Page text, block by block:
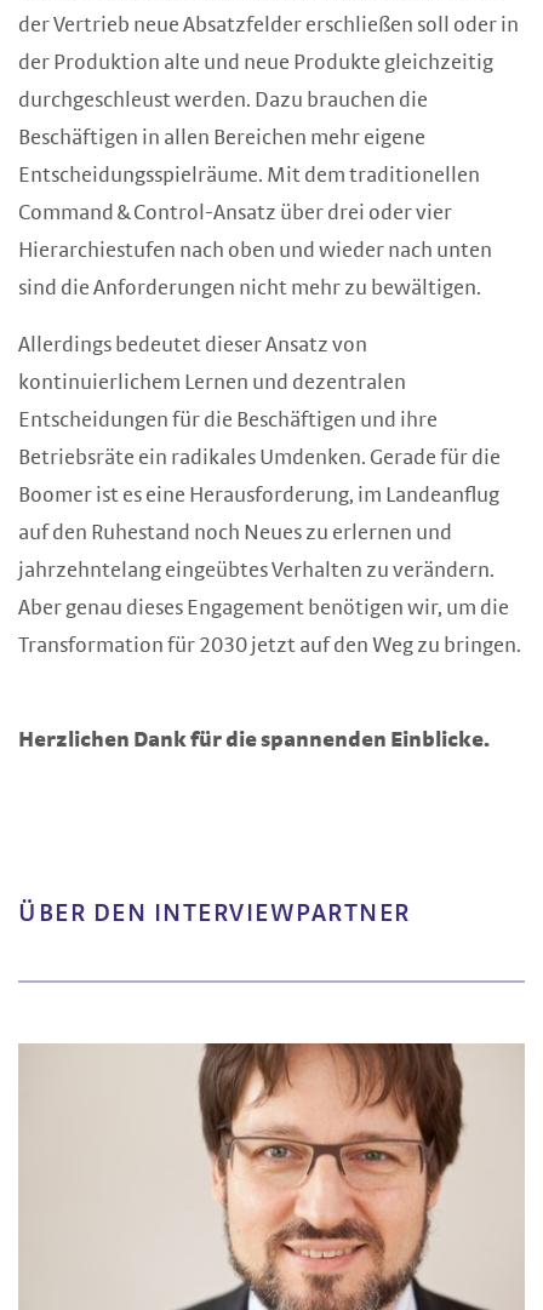
der Vertrieb neue Absatzfelder erschließen soll oder in
der Produktion alte und neue Produkte gleichzeitig
durchgeschleust werden. Dazu brauchen die
Beschäftigen in allen Bereichen mehr eigene
Entscheidungsspielräume. Mit dem traditionellen
Command & Control-Ansatz über drei oder vier
Hierarchiestufen nach oben und wieder nach unten
sind die Anforderungen nicht mehr zu bewältigen.
Allerdings bedeutet dieser Ansatz von
kontinuierlichem Lernen und dezentralen
Entscheidungen für die Beschäftigen und ihre
Betriebsräte ein radikales Umdenken. Gerade für die
Boomer ist es eine Herausforderung, im Landeanflug
auf den Ruhestand noch Neues zu erlernen und
jahrzehntelang eingeübtes Verhalten zu verändern.
Aber genau dieses Engagement benötigen wir, um die
Transformation für 2030 jetzt auf den Weg zu bringen.
Herzlichen Dank für die spannenden Einblicke.
ÜBER DEN INTERVIEWPARTNER